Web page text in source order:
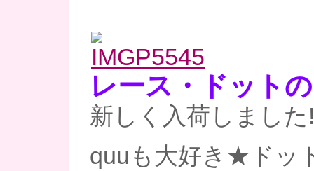
レース・ドット
新しく入荷しました
quuも大好き★ドッ